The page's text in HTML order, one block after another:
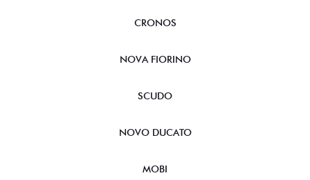
CRONOS
NOVA FIORINO
SCUDO
NOVO DUCATO
MOBI